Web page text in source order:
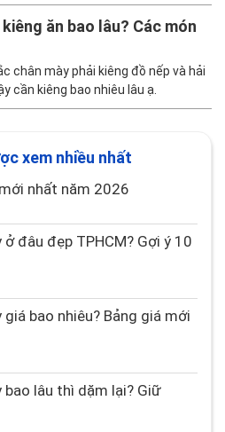
gì? Danh sách thực
buổi sáng, mà quên mất không
gì và cần kiêng trong bao lâu.
ăn bao lâu? Các món
chân mày phải kiêng đồ nếp và hải
xem nhiều nhất
nhất năm 2026